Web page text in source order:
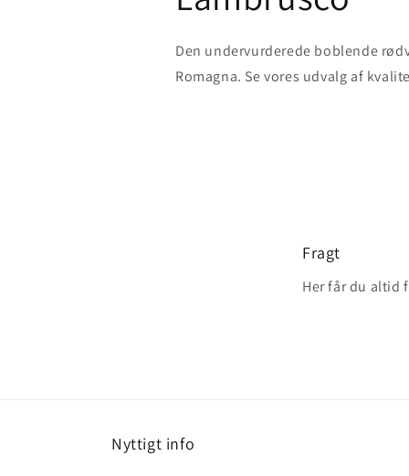
Den undervurderede boblende
Romagna. Se vores udvalg af
Fragt
Her får du altid
Nyttigt info